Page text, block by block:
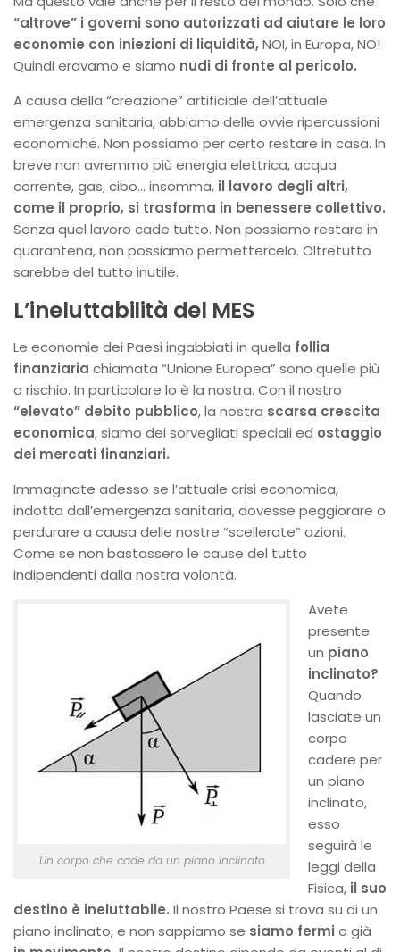
“altrove” i governi sono autorizzati ad aiutare le loro
economie con iniezioni di liquidità,NOI, in Europa, NO!
Quindi eravamo e siamo nudi di fronte al pericolo.
A causa della “creazione” artificiale dell’attuale
emergenza sanitaria, abbiamo delle ovvie ripercussioni
economiche. Non possiamo per certo restare in casa. In
breve non avremmo più energia elettrica, acqua
corrente, gas, cibo… insomma, il lavoro degli altri,
come il proprio, si trasforma in benessere collettivo.
Senza quel lavoro cade tutto. Non possiamo restare in
quarantena, non possiamo permettercelo. Oltretutto
sarebbe del tutto inutile.
L’ineluttabilità del MES
Le economie dei Paesi ingabbiati in quella follia
finanziaria chiamata “Unione Europea” sono quelle più
a rischio. In particolare lo è la nostra. Con il nostro
“elevato” debito pubblico, la nostra scarsa crescita
economica, siamo dei sorvegliati speciali ed ostaggio
dei mercati finanziari.
Immaginate adesso se l’attuale crisi economica,
indotta dall’emergenza sanitaria, dovesse peggiorare o
perdurare a causa delle nostre “scellerate” azioni.
Come se non bastassero le cause del tutto
indipendenti dalla nostra volontà.
Un corpo che cade da un piano inclinato
Avete
presente
un piano
inclinato?
Quando
lasciate un
corpo
cadere per
un piano
inclinato,
esso
seguirà le
leggi della
Fisica, il suo
destino è ineluttabile. Il nostro Paese si trova su di un
piano inclinato, e non sappiamo se siamo fermi o già